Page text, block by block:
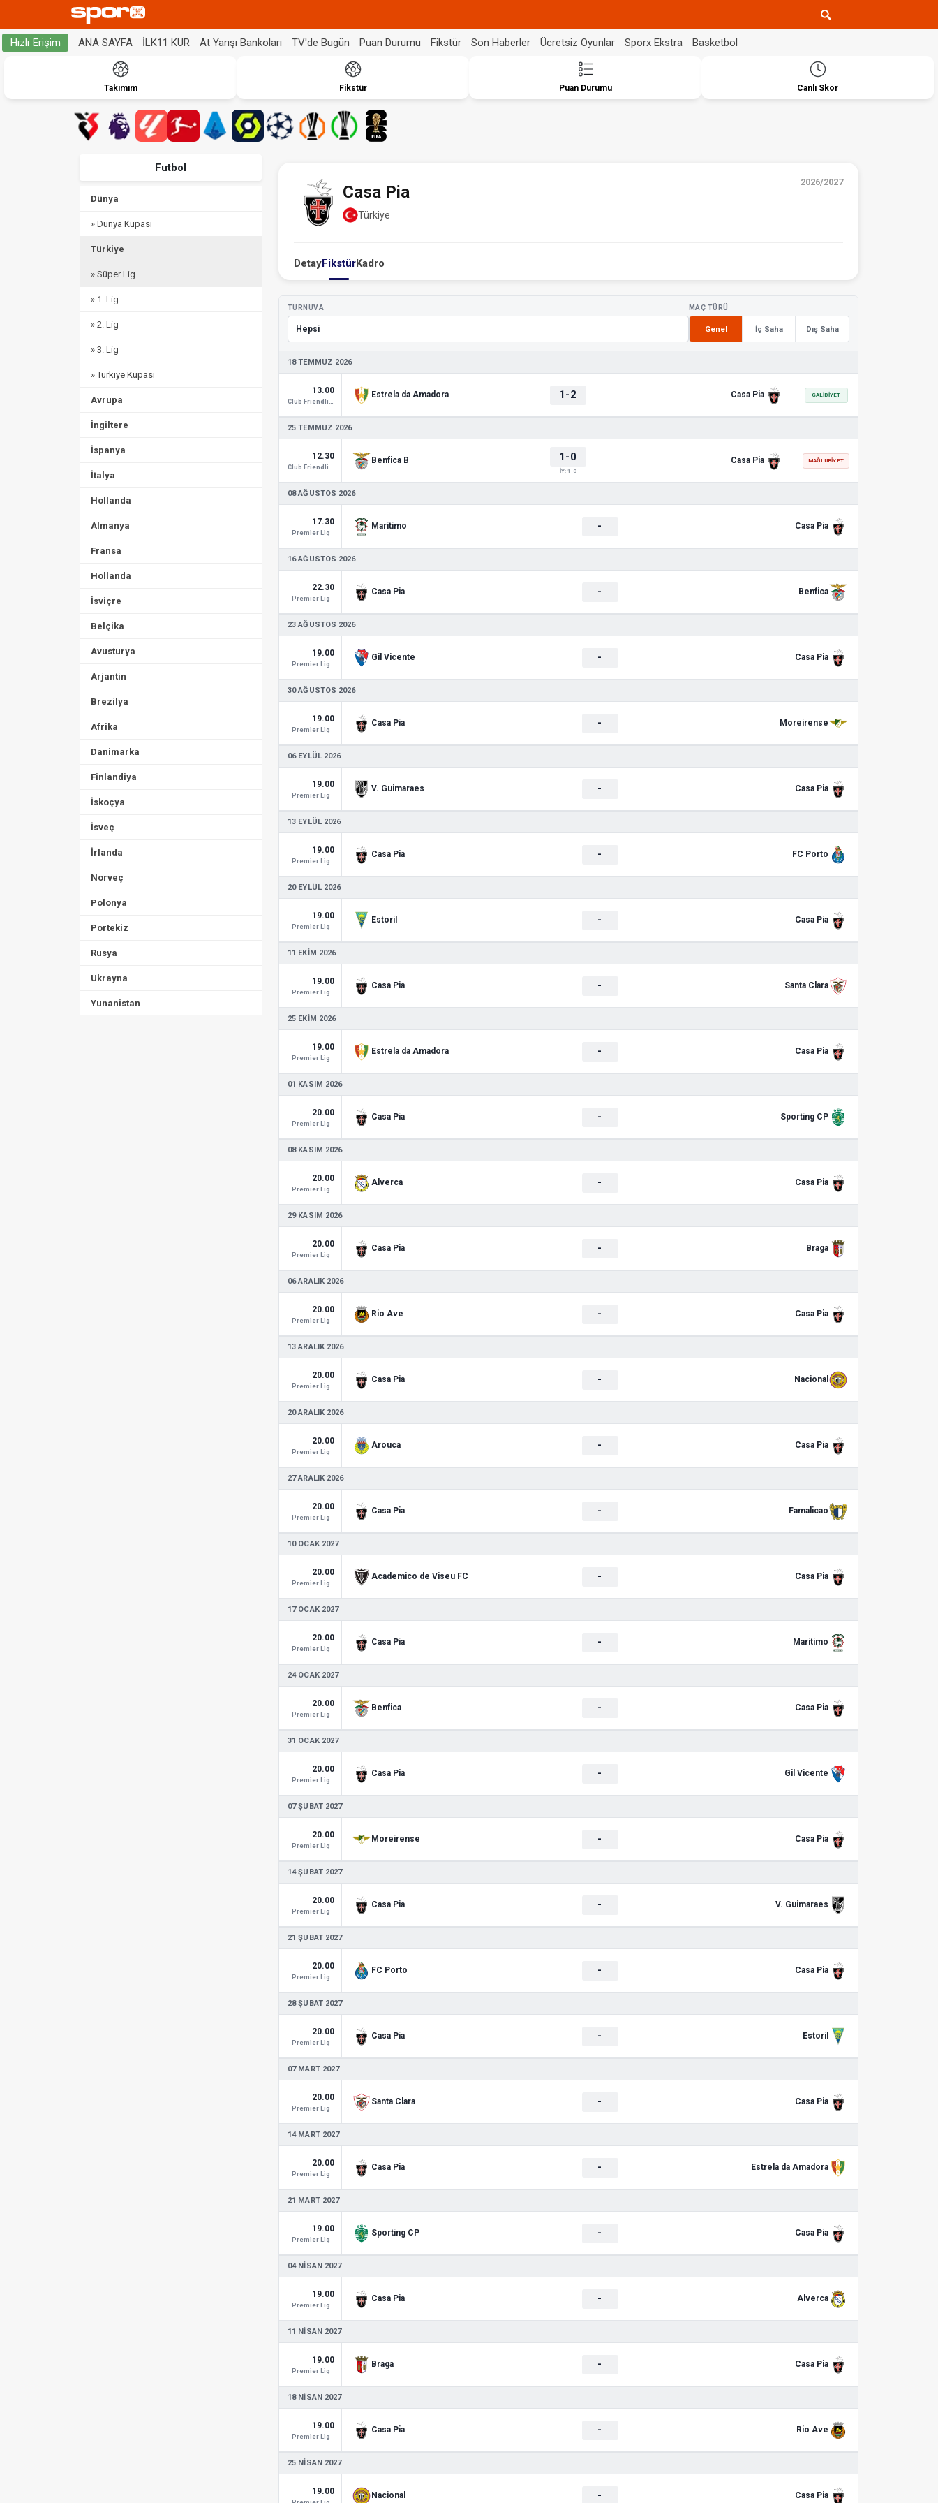
Hızlı Erişim ANA SAYFA İLK11 KUR At Yarışı Bankoları TV'de Bugün Puan Durumu Fikstür Son Haberler Ücretsiz Oyunlar Sporx Ekstra Basketbol
Takımım Fikstür Puan Durumu Canlı Skor
Futbol
Dünya
» Dünya Kupası
Türkiye
» Süper Lig
» 1. Lig
» 2. Lig
» 3. Lig
» Türkiye Kupası
Avrupa
İngiltere
İspanya
İtalya
Hollanda
Almanya
Fransa
Hollanda
İsviçre
Belçika
Avusturya
Arjantin
Brezilya
Afrika
Danimarka
Finlandiya
İskoçya
İsveç
İrlanda
Norveç
Polonya
Portekiz
Rusya
Ukrayna
Yunanistan
2026/2027
Casa Pia
Türkiye
DetayFikstürKadro
TURNUVA MAÇ TÜRÜ
Genel İç Saha Dış Saha
18 TEMMUZ 2026
13.00 Estrela da Amadora 1-2 Casa Pia GALIBIYET
25 TEMMUZ 2026
12.30 Benfica B 1-0
İY: 1-0
Casa Pia MAĞLUBIYET
08 AĞUSTOS 2026
17.30
Premier Lig
Maritimo - Casa Pia
16 AĞUSTOS 2026
22.30
Premier Lig
Casa Pia - Benfica
23 AĞUSTOS 2026
19.00
Premier Lig
Gil Vicente - Casa Pia
30 AĞUSTOS 2026
19.00
Premier Lig
Casa Pia - Moreirense
06 EYLÜL 2026
19.00
Premier Lig
V. Guimaraes - Casa Pia
13 EYLÜL 2026
19.00
Premier Lig
Casa Pia - FC Porto
20 EYLÜL 2026
19.00
Premier Lig
Estoril - Casa Pia
11 EKIM 2026
19.00
Premier Lig
Casa Pia - Santa Clara
25 EKIM 2026
19.00
Premier Lig
Estrela da Amadora - Casa Pia
01 KASIM 2026
20.00
Premier Lig
Casa Pia - Sporting CP
08 KASIM 2026
20.00
Premier Lig
Alverca - Casa Pia
29 KASIM 2026
20.00
Premier Lig
Casa Pia - Braga
06 ARALIK 2026
20.00
Premier Lig
Rio Ave - Casa Pia
13 ARALIK 2026
20.00
Premier Lig
Casa Pia - Nacional
20 ARALIK 2026
20.00
Premier Lig
Arouca - Casa Pia
27 ARALIK 2026
20.00
Premier Lig
Casa Pia - Famalicao
10 OCAK 2027
20.00
Premier Lig
Academico de Viseu FC - Casa Pia
17 OCAK 2027
20.00
Premier Lig
Casa Pia - Maritimo
24 OCAK 2027
20.00
Premier Lig
Benfica - Casa Pia
31 OCAK 2027
20.00
Premier Lig
Casa Pia - Gil Vicente
07 ŞUBAT 2027
20.00
Premier Lig
Moreirense - Casa Pia
14 ŞUBAT 2027
20.00
Premier Lig
Casa Pia - V. Guimaraes
21 ŞUBAT 2027
20.00
Premier Lig
FC Porto - Casa Pia
28 ŞUBAT 2027
20.00
Premier Lig
Casa Pia - Estoril
07 MART 2027
20.00
Premier Lig
Santa Clara - Casa Pia
14 MART 2027
20.00
Premier Lig
Casa Pia - Estrela da Amadora
21 MART 2027
19.00
Premier Lig
Sporting CP - Casa Pia
04 NISAN 2027
19.00
Premier Lig
Casa Pia - Alverca
11 NISAN 2027
19.00
Premier Lig
Braga - Casa Pia
18 NISAN 2027
19.00
Premier Lig
Casa Pia - Rio Ave
25 NISAN 2027
19.00 Nacional - Casa Pia